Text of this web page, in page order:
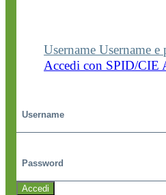
Username Username e
Accedi con SPID/CIE
Accedi